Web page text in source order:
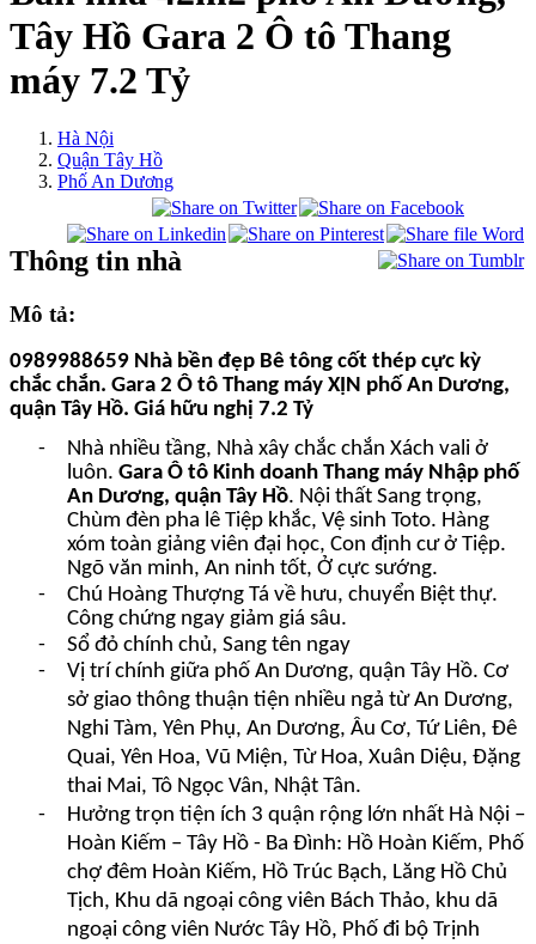
Tây Hồ Gara 2 Ô tô Thang
máy 7.2 Tỷ
Hà Nội
Quận Tây Hồ
Phố An Dương
Thông tin nhà
Mô tả:
0989988659 Nhà bền đẹp Bê tông cốt thép cực kỳ
chắc chắn. Gara 2 Ô tô Thang máy XỊN phố An Dương,
quận Tây Hồ. Giá hữu nghị 7.2 Tỷ
-
Nhà nhiều tầng, Nhà xây chắc chắn Xách vali ở
luôn. Gara Ô tô Kinh doanh Thang máy Nhập phố
An Dương, quận Tây Hồ. Nội thất Sang trọng,
Chùm đèn pha lê Tiệp khắc, Vệ sinh Toto. Hàng
xóm toàn giảng viên đại học, Con định cư ở Tiệp.
Ngõ văn minh, An ninh tốt, Ở cực sướng.
-
Chú Hoàng Thượng Tá về hưu, chuyển Biệt thự.
Công chứng ngay giảm giá sâu.
-
Sổ đỏ chính chủ, Sang tên ngay
-
Vị trí chính giữa phố An Dương, quận Tây Hồ. Cơ
sở giao thông thuận tiện nhiều ngả từ An Dương,
Nghi Tàm, Yên Phụ, An Dương, Âu Cơ, Tứ Liên, Đê
Quai, Yên Hoa, Vũ Miện, Từ Hoa, Xuân Diệu, Đặng
thai Mai, Tô Ngọc Vân, Nhật Tân.
-
Hưởng trọn tiện ích 3 quận rộng lớn nhất Hà Nội –
Hoàn Kiếm – Tây Hồ - Ba Đình: Hồ Hoàn Kiếm, Phố
chợ đêm Hoàn Kiếm, Hồ Trúc Bạch, Lăng Hồ Chủ
Tịch, Khu dã ngoại công viên Bách Thảo, khu dã
ngoại công viên Nước Tây Hồ, Phố đi bộ Trịnh